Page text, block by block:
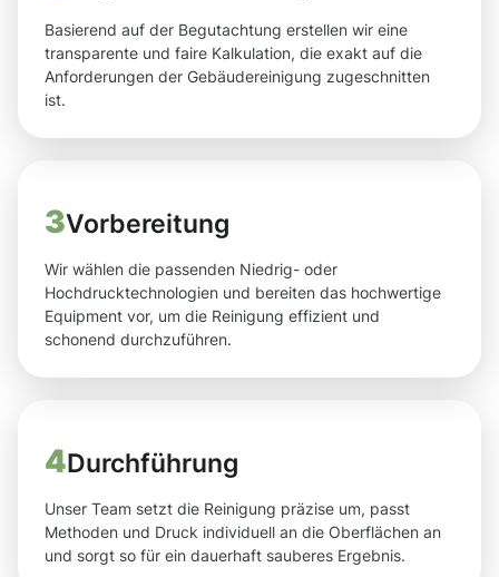
Basierend auf der Begutachtung erstellen wir eine
transparente und faire Kalkulation, die exakt auf die
Anforderungen der Gebäudereinigung zugeschnitten
ist.
3Vorbereitung
Wir wählen die passenden Niedrig- oder
Hochdrucktechnologien und bereiten das hochwertige
Equipment vor, um die Reinigung effizient und
schonend durchzuführen.
4Durchführung
Unser Team setzt die Reinigung präzise um, passt
Methoden und Druck individuell an die Oberflächen an
und sorgt so für ein dauerhaft sauberes Ergebnis.